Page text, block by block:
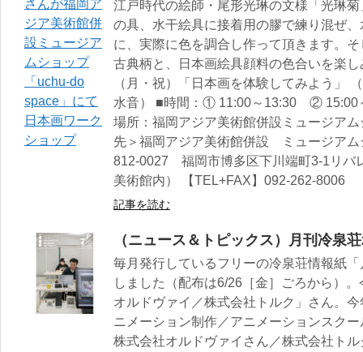
江戸時代の絵師・尾形光琳の文様「光琳
の具、水干絵具に接着用の膠で練り混ぜ
に、実際に色を調合し作って頂きます。
古典柄と、日本画絵具顔料の色合いを楽
（月・祝）「日本画を体験してみよう」
水音） ■時間：① 11:00～13:30 ② 15:00
場所：福岡アジア美術館併設ミュージア
先＞福岡アジア美術館併設 ミュージアム
812-0027 福岡市博多区下川端町3-1リバ
美術館内） 【TEL+FAX】092-262-8006
記事を読む
（ニュース＆トピックス）月刊冷泉
毎月発行しているフリーの冷泉荘情報紙
しました（配布は6/26［金］ごろから）
オルドヴァイ／株式会社トルク」さん。
ニメーション制作／アニメーションスク
株式会社オルドヴァイさん／株式会社ト